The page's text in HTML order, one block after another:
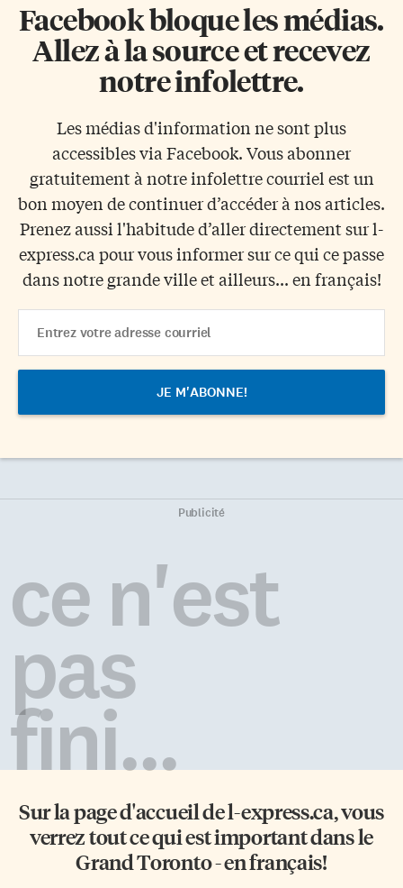
Facebook bloque les médias.
Allez à la source et recevez
notre infolettre.
Les médias d'information ne sont plus
accessibles via Facebook. Vous abonner
gratuitement à notre infolettre courriel est un
bon moyen de continuer d’accéder à nos articles.
Prenez aussi l'habitude d’aller directement sur l-
express.ca pour vous informer sur ce qui ce passe
dans notre grande ville et ailleurs... en français!
Address
Publicité
ce n'est
pas
fini...
Sur la page d'accueil del-express.ca, vous
verrez tout ce qui est important dans le
Grand Toronto - en français!